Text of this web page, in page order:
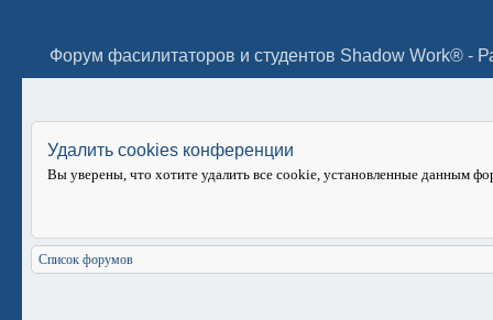
Удалить cookies конференции
Вы уверены, что хотите удалить все cookie, установленные данным
Список форумов